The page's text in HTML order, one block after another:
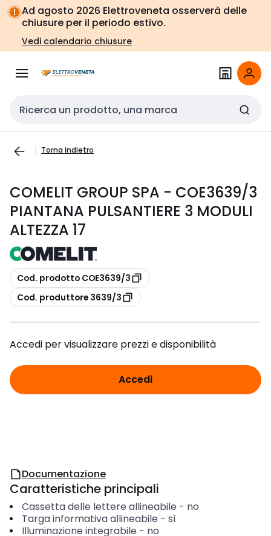
Vai alla
navigazione
Vai
alla
pagina
Ad agosto 2026 Elettroveneta osserverà delle
chiusure per il periodo estivo.
Vedi calendario chiusure
Cerca input
Torna indietro
COMELIT GROUP SPA - COE3639/3
PIANTANA PULSANTIERE 3 MODULI
ALTEZZA 17
copia
Cod. prodotto COE3639/3
copia
Cod. produttore 3639/3
Accedi per visualizzare prezzi e disponibilità
Accedi
Documentazione
Caratteristiche principali
Cassetta delle lettere allineabile - no
Targa informativa allineabile - sì
Illuminazione integrabile - no